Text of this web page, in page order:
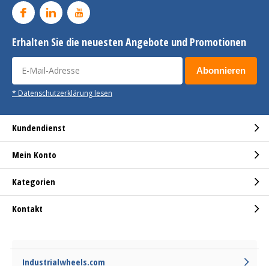
Erhalten Sie die neuesten Angebote und Promotionen
Abonnieren
* Datenschutzerklärung lesen
Kundendienst
Mein Konto
Kategorien
Kontakt
Industrialwheels.com